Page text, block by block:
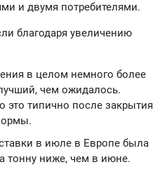
и двумя потребителями.
благодаря увеличению
в целом немного более
чем ожидалось.
это типично после закрытия
в июле в Европе была
тонну ниже, чем в июне.